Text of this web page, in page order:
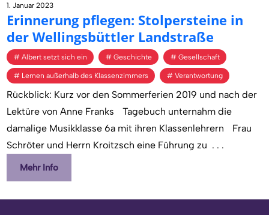
1. Januar 2023
Er­in­ne­rung pfle­gen: Stol­per­stei­ne in
der Wel­lings­bütt­ler Land­stra­ße
Albert setzt sich ein Geschichte Gesellschaft
Lernen außerhalb des Klassenzimmers Verantwortung
Rückblick: Kurz vor den Sommerferien 2019 und nach der
Lektüre von Anne Franks Tagebuch unternahm die
damalige Musikklasse 6a mit ihren Klassenlehrern Frau
Schröter und Herrn Kroitzsch eine Führung zu . . .
Mehr Info